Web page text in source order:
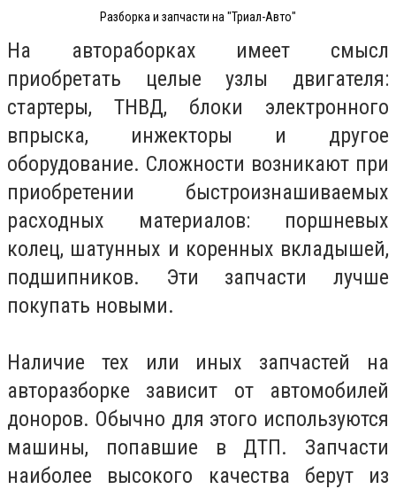
Разборка и запчасти на "Триал-Авто"
На автораборках имеет смысл
приобретать целые узлы двигателя:
стартеры, ТНВД, блоки электронного
впрыска, инжекторы и другое
оборудование. Сложности возникают при
приобретении быстроизнашиваемых
расходных материалов: поршневых
колец, шатунных и коренных вкладышей,
подшипников. Эти запчасти лучше
покупать новыми.
Наличие тех или иных запчастей на
авторазборке зависит от автомобилей
доноров. Обычно для этого используются
машины, попавшие в ДТП. Запчасти
наиболее высокого качества берут из